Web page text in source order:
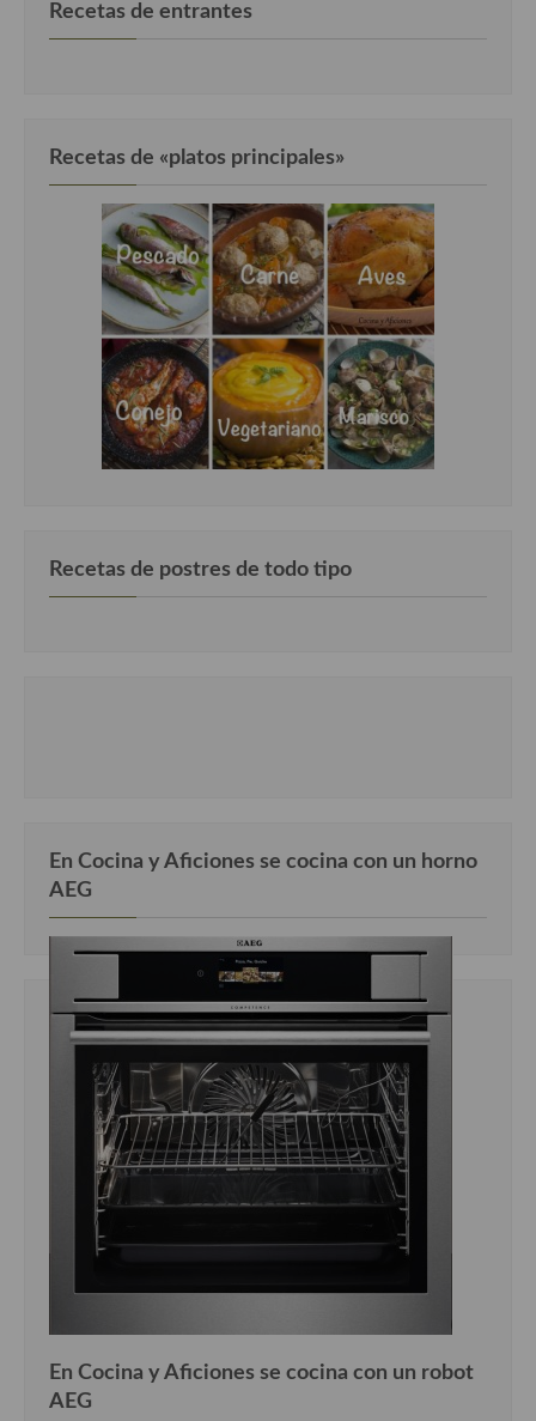
Recetas de entrantes
Recetas de «platos principales»
Recetas de postres de todo tipo
En Cocina y Aficiones se cocina con un horno
AEG
En Cocina y Aficiones se cocina con un robot
AEG